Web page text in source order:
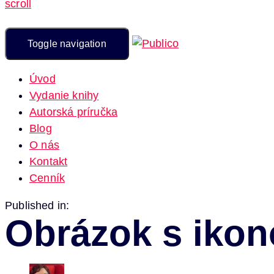
scroll
Toggle navigation
Úvod
Vydanie knihy
Autorská príručka
Blog
O nás
Kontakt
Cenník
Published in:
Obrázok s